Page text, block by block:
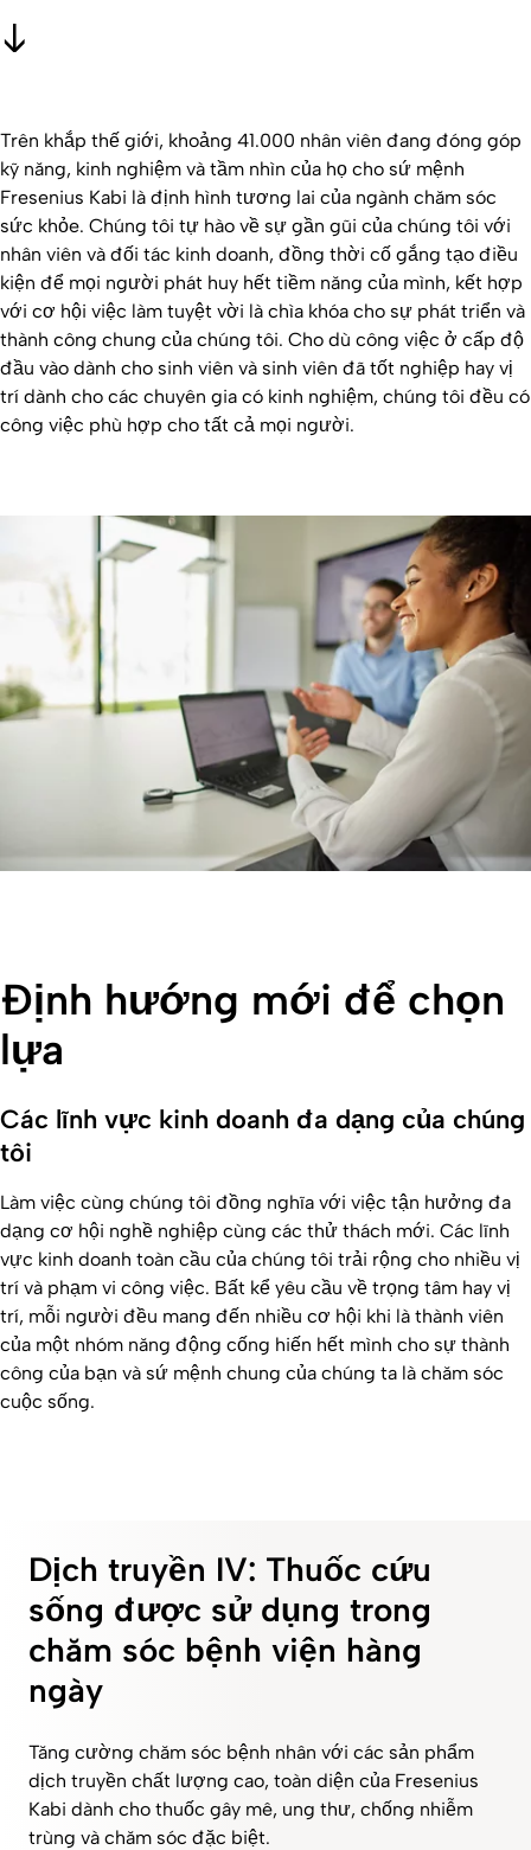
Trên khắp thế giới, khoảng 41.000 nhân viên đang đóng góp
kỹ năng, kinh nghiệm và tầm nhìn của họ cho sứ mệnh
Fresenius Kabi là định hình tương lai của ngành chăm sóc
sức khỏe. Chúng tôi tự hào về sự gần gũi của chúng tôi với
nhân viên và đối tác kinh doanh, đồng thời cố gắng tạo điều
kiện để mọi người phát huy hết tiềm năng của mình, kết hợp
với cơ hội việc làm tuyệt vời là chìa khóa cho sự phát triển và
thành công chung của chúng tôi. Cho dù công việc ở cấp độ
đầu vào dành cho sinh viên và sinh viên đã tốt nghiệp hay vị
trí dành cho các chuyên gia có kinh nghiệm, chúng tôi đều có
công việc phù hợp cho tất cả mọi người.
Định hướng mới để chọn
lựa
Các lĩnh vực kinh doanh đa dạng của chúng
tôi
Làm việc cùng chúng tôi đồng nghĩa với việc tận hưởng đa
dạng cơ hội nghề nghiệp cùng các thử thách mới. Các lĩnh
vực kinh doanh toàn cầu của chúng tôi trải rộng cho nhiều vị
trí và phạm vi công việc. Bất kể yêu cầu về trọng tâm hay vị
trí, mỗi người đều mang đến nhiều cơ hội khi là thành viên
của một nhóm năng động cống hiến hết mình cho sự thành
công của bạn và sứ mệnh chung của chúng ta là chăm sóc
cuộc sống.
Dịch truyền IV: Thuốc cứu
sống được sử dụng trong
chăm sóc bệnh viện hàng
ngày
Tăng cường chăm sóc bệnh nhân với các sản phẩm
dịch truyền chất lượng cao, toàn diện của Fresenius
Kabi dành cho thuốc gây mê, ung thư, chống nhiễm
trùng và chăm sóc đặc biệt.